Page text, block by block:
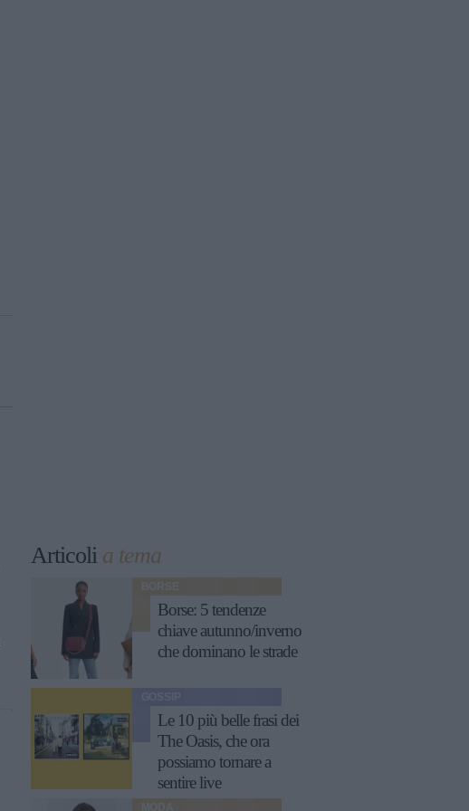
Articoli a tema
BORSE
Borse: 5 tendenze
chiave autunno/inverno
che dominano le strade
Le 10 più belle frasi dei
The Oasis, che ora
possiamo tornare a
sentire live
MODA